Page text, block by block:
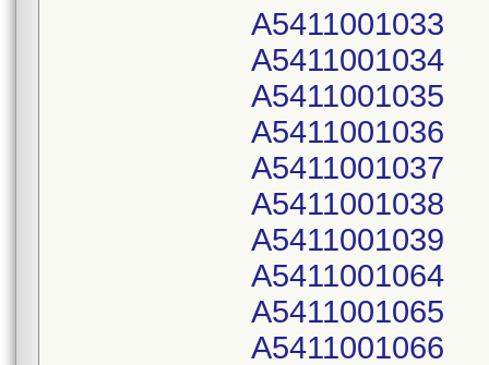
A5411001033
A5411001034
A5411001035
A5411001036
A5411001037
A5411001038
A5411001039
A5411001064
A5411001065
A5411001066